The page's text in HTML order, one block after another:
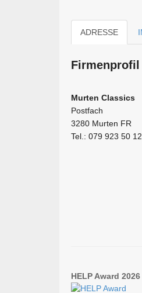
ADRESSE
Murten Classics
Postfach
3280 Murten FR
Tel.: 079 923 50 12
HELP Award 2026